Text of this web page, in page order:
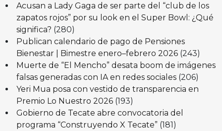
Acusan a Lady Gaga de ser parte del “club de los
zapatos rojos” por su look en el Super Bowl: ¿Qué
significa? (280)
Publican calendario de pago de Pensiones
Bienestar | Bimestre enero–febrero 2026 (243)
Muerte de “El Mencho” desata boom de imágenes
falsas generadas con IA en redes sociales (206)
Yeri Mua posa con vestido de transparencia en
Premio Lo Nuestro 2026 (193)
Gobierno de Tecate abre convocatoria del
programa “Construyendo X Tecate” (181)